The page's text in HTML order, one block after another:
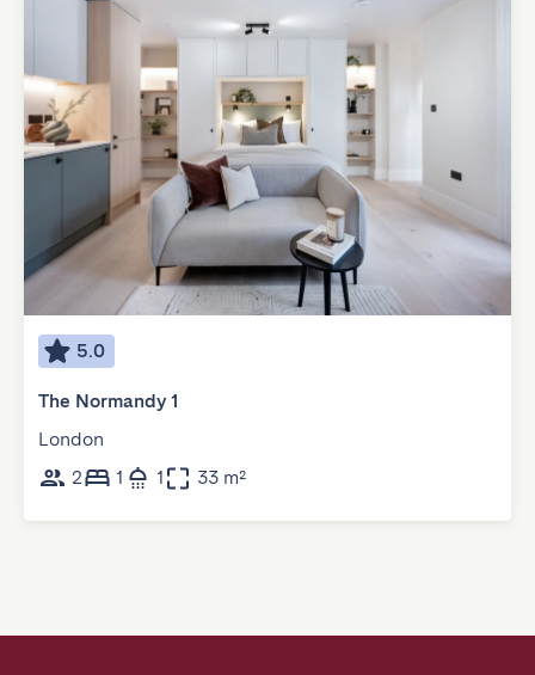
5.0
The Normandy 1
London
2
1 1 33 m²